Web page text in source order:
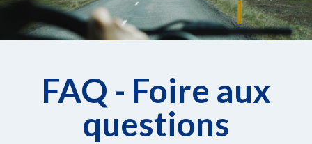
FAQ - Foire aux
questions